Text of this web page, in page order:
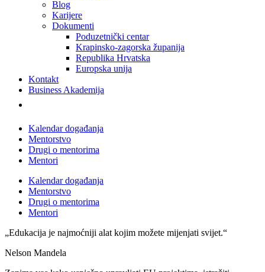
Blog
Karijere
Dokumenti
Poduzetnički centar
Krapinsko-zagorska županija
Republika Hrvatska
Europska unija
Kontakt
Business Akademija
Kalendar događanja
Mentorstvo
Drugi o mentorima
Mentori
Kalendar događanja
Mentorstvo
Drugi o mentorima
Mentori
„Edukacija je najmoćniji alat kojim možete mijenjati svijet.“
Nelson Mandela